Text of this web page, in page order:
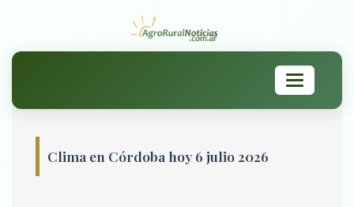
Toggle
navigation
Clima en Córdoba hoy 6 julio 2026